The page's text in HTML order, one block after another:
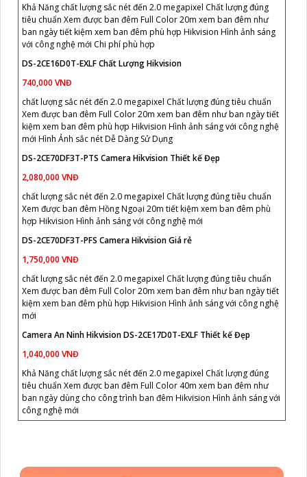
Khả Năng chất lượng sắc nét đến 2.0 megapixel Chất lượng đúng
tiêu chuẩn Xem được ban đêm Full Color 20m xem ban đêm như
ban ngày tiết kiệm xem ban đêm phù hợp Hikvision Hình ảnh sáng
với công nghệ mới Chi phí phù hợp
DS-2CE16D0T-EXLF Chất Lượng Hikvision
740,000 VNĐ
chất lượng sắc nét đến 2.0 megapixel Chất lượng đúng tiêu chuẩn
Xem được ban đêm Full Color 20m xem ban đêm như ban ngày tiết
kiệm xem ban đêm phù hợp Hikvision Hình ảnh sáng với công nghệ
mới Hình Ảnh sắc nét Dễ Dàng Sử Dụng
DS-2CE70DF3T-PTS Camera Hikvision Thiết kế Đẹp
2,080,000 VNĐ
chất lượng sắc nét đến 2.0 megapixel Chất lượng đúng tiêu chuẩn
Xem được ban đêm Hồng Ngoại 20m tiết kiệm xem ban đêm phù
hợp Hikvision Hình ảnh sáng với công nghệ mới
DS-2CE70DF3T-PFS Camera Hikvision Giá rẻ
1,750,000 VNĐ
chất lượng sắc nét đến 2.0 megapixel Chất lượng đúng tiêu chuẩn
Xem được ban đêm Full Color 20m xem ban đêm như ban ngày tiết
kiệm xem ban đêm phù hợp Hikvision Hình ảnh sáng với công nghệ
mới
Camera An Ninh Hikvision DS-2CE17D0T-EXLF Thiết kế Đẹp
1,040,000 VNĐ
Khả Năng chất lượng sắc nét đến 2.0 megapixel Chất lượng đúng
tiêu chuẩn Xem được ban đêm Full Color 40m xem ban đêm như
ban ngày dùng cho công trình ban đêm Hikvision Hình ảnh sáng với
công nghệ mới